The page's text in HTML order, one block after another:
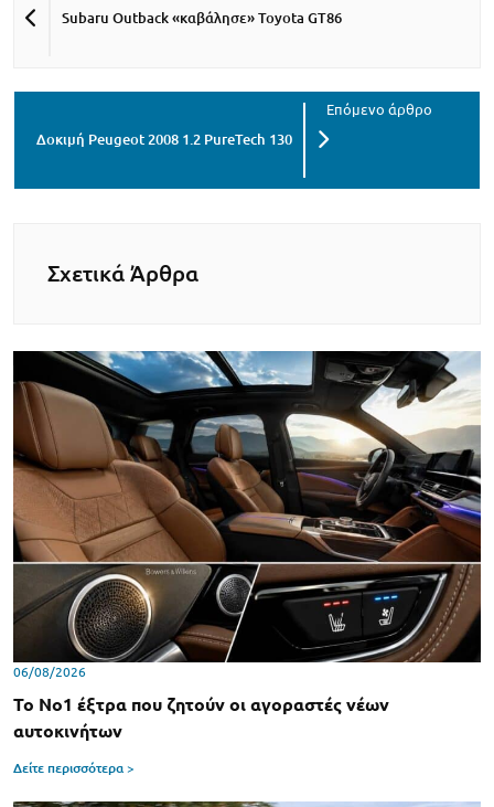
Subaru Outback «καβάλησε» Toyota GT86
Δοκιμή Peugeot 2008 1.2 PureTech 130
Σχετικά Άρθρα
06/08/2026
Το Νο1 έξτρα που ζητούν οι αγοραστές νέων
αυτοκινήτων
Δείτε περισσότερα >